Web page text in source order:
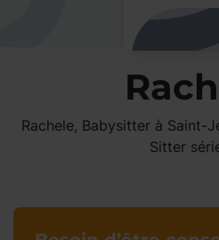
Rachele, Babysitter à Saint-
Sitter